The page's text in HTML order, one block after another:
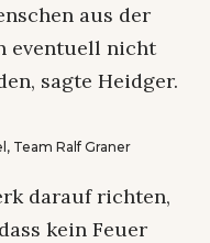
aus der
eventuell nicht
sagte Heidger.
Team Ralf Graner
darauf richten,
kein Feuer